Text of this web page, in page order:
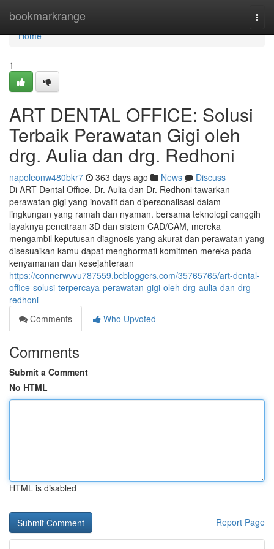
bookmarkrange
Home
Home
1
ART DENTAL OFFICE: Solusi
Terbaik Perawatan Gigi oleh
drg. Aulia dan drg. Redhoni
napoleonw480bkr7 363 days ago News
Discuss
Di ART Dental Office, Dr. Aulia dan Dr. Redhoni tawarkan
perawatan gigi yang inovatif dan dipersonalisasi dalam
lingkungan yang ramah dan nyaman. bersama teknologi canggih
layaknya pencitraan 3D dan sistem CAD/CAM, mereka
mengambil keputusan diagnosis yang akurat dan perawatan yang
disesuaikan kamu dapat menghormati komitmen mereka pada
kenyamanan dan kesejahteraan
https://connerwvvu787559.bcbloggers.com/35765765/art-dental-
office-solusi-terpercaya-perawatan-gigi-oleh-drg-aulia-dan-drg-
redhoni
Comments
Who Upvoted
Comments
Submit a Comment
No HTML
HTML is disabled
Report Page